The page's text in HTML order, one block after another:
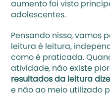
aumento foi visto
adolescentes.
Pensando nisso, vamos
leitura é leitura,
como é praticada.
atividade, não existe
resultados da leitura
e não ao meio utilizado